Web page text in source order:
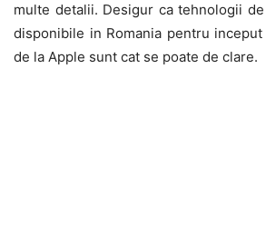
multe detalii. Desigur ca tehnologii
disponibile in Romania pentru
de la Apple sunt cat se poate de clare.